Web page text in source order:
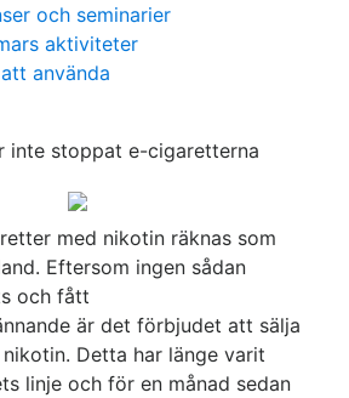
och seminarier
aktiviteter
använda
inte stoppat e-cigaretterna
med nikotin räknas som
Eftersom ingen sådan
och fått
är det förbjudet att sälja
Detta har länge varit
linje och för en månad sedan